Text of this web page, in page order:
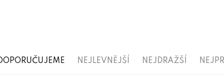
NEJLEVNĚJŠÍ NEJDRAŽŠÍ